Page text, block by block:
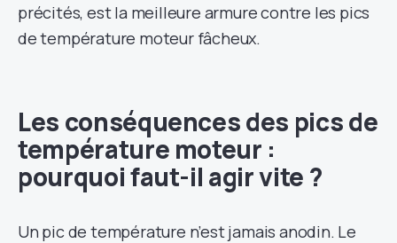
précités, est la meilleure armure contre les pics
de température moteur fâcheux.
Les conséquences des pics de
température moteur :
pourquoi faut-il agir vite ?
Un pic de température n’est jamais anodin. Le